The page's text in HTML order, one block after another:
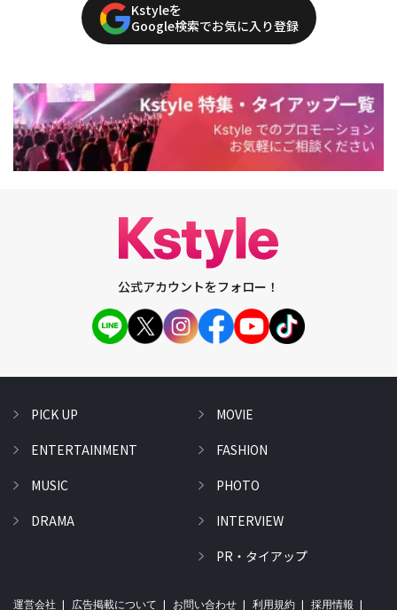
Kstyleを
Google検索でお気に入り登録
公式アカウントをフォロー！
PICK UP
ENTERTAINMENT
MUSIC
DRAMA
MOVIE
FASHION
PHOTO
INTERVIEW
PR・タイアップ
運営会社 広告掲載について お問い合わせ 利用規約 採用情報